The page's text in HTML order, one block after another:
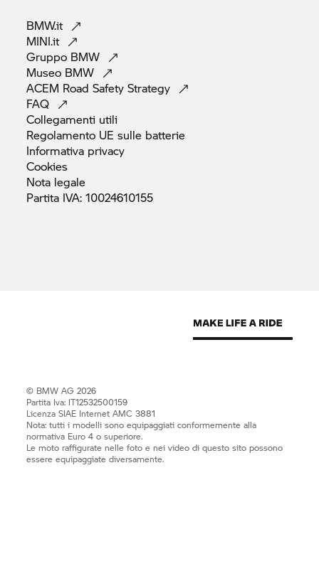
BMW.it
MINI.it
Gruppo BMW
Museo BMW
ACEM Road SafetyStrategy
FAQ
Collegamenti utili
Regolamento UE sulle batterie
Informativa privacy
Cookies
Nota legale
Partita IVA:10024610155
© BMW AG 2026
Partita Iva: IT12532500159
Licenza SIAE Internet AMC 3881
Nota: tutti i modelli sono equipaggiati conformemente alla
normativa Euro 4 o superiore.
Le moto raffigurate nelle foto e nei video di questo sito possono
essere equipaggiate diversamente.